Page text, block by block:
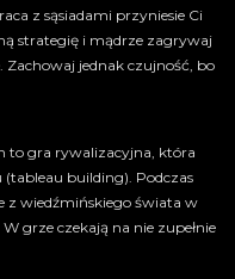
z sąsiadami przyniesie Ci
strategię i mądrze zagrywaj
Zachowaj jednak czujność, bo
to gra rywalizacyjna, która
(tableau building). Podczas
z wiedźmińskiego świata w
grze czekają na nie zupełnie